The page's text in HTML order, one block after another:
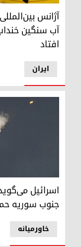
آژانس
ایران
آژانس
آب سنگین
افتاد
اسرائیل
خاورمیانه
اسرائیل
جنوب سوریه